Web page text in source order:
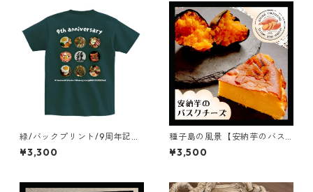
緑/バックプリント/9周年記念
オリジナルTシャツ/Tシャツ/
種子島/種まき/面白い/コレク
¥3,300
種子島の風景【安納芋のバス
クチーズケーキ】ギフト/プレ
ゼント4号12cm
¥3,500